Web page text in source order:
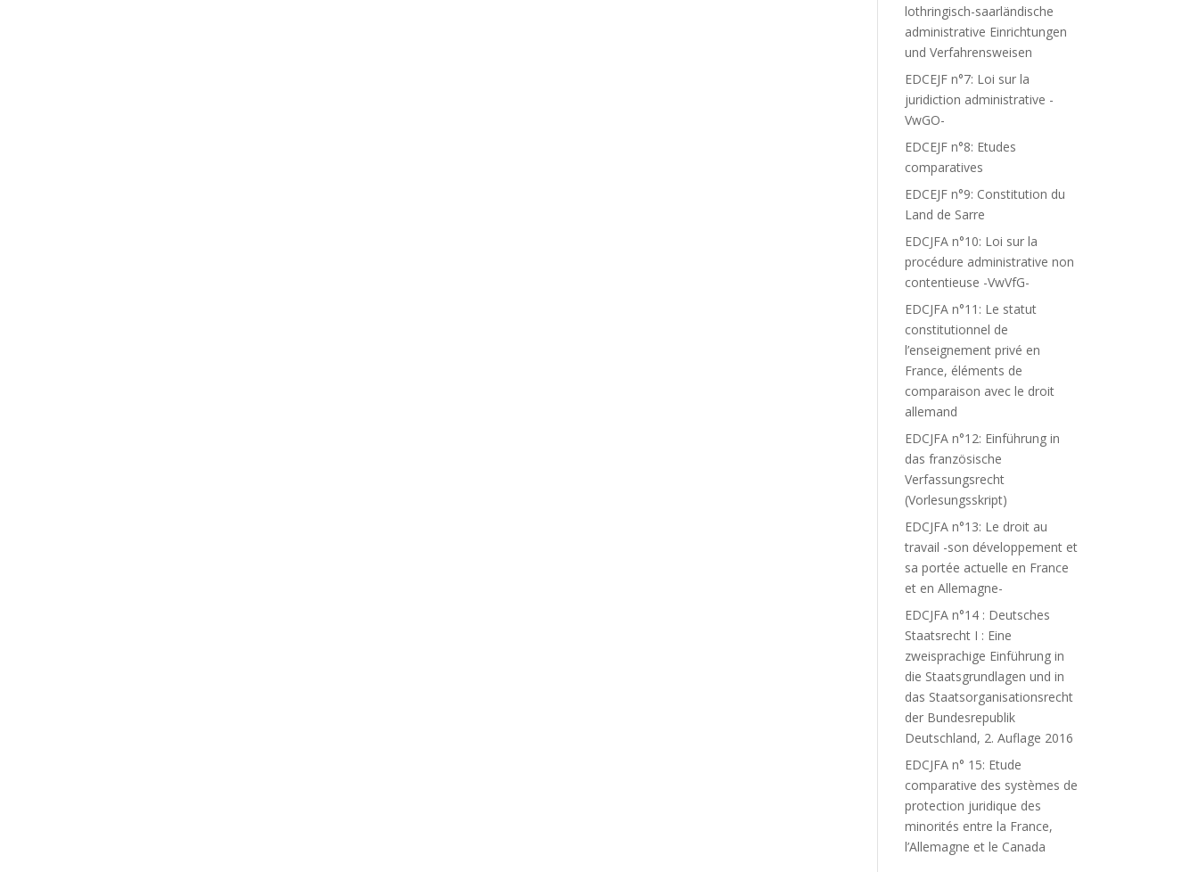
lothringisch-saarländische
administrative Einrichtungen
und Verfahrensweisen
EDCEJF n°7: Loi sur la
juridiction administrative -
VwGO-
EDCEJF n°8: Etudes
comparatives
EDCEJF n°9: Constitution du
Land de Sarre
EDCJFA n°10: Loi sur la
procédure administrative non
contentieuse -VwVfG-
EDCJFA n°11: Le statut
constitutionnel de
l’enseignement privé en
France, éléments de
comparaison avec le droit
allemand
EDCJFA n°12: Einführung in
das französische
Verfassungsrecht
(Vorlesungsskript)
EDCJFA n°13: Le droit au
travail -son développement et
sa portée actuelle en France
et en Allemagne-
EDCJFA n°14 : Deutsches
Staatsrecht I : Eine
zweisprachige Einführung in
die Staatsgrundlagen und in
das Staatsorganisationsrecht
der Bundesrepublik
Deutschland, 2. Auflage 2016
EDCJFA n° 15: Etude
comparative des systèmes de
protection juridique des
minorités entre la France,
l’Allemagne et le Canada